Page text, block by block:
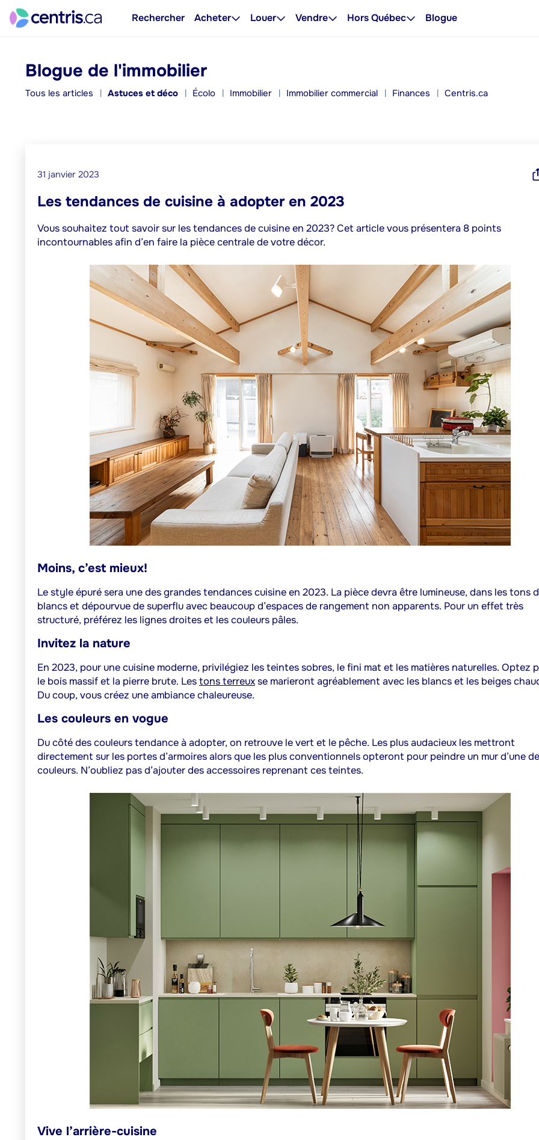
Rechercher Acheter Louer Vendre Hors Québec Blogue
Blogue de l'immobilier
Tous les articles Astuces et déco Écolo Immobilier Immobilier commercial Finances Centris.ca
31 janvier 2023
Les tendances de cuisine à adopter en 2023
Vous souhaitez tout savoir sur les tendances de cuisine en 2023? Cet article vous présentera 8 points
incontournables afin d’en faire la pièce centrale de votre décor.
Moins, c’est mieux!
Le style épuré sera une des grandes tendances cuisine en 2023. La pièce devra être lumineuse, dans les tons
blancs et dépourvue de superflu avec beaucoup d’espaces de rangement non apparents. Pour un effet très
structuré, préférez les lignes droites et les couleurs pâles.
Invitez la nature
En 2023, pour une cuisine moderne, privilégiez les teintes sobres, le fini mat et les matières naturelles. Optez
le bois massif et la pierre brute. Lestons terreuxse marieront agréablement avec les blancs et les beiges
Du coup, vous créez une ambiance chaleureuse.
Les couleurs en vogue
Du côté des couleurs tendance à adopter, on retrouve le vert et le pêche. Les plus audacieux les mettront
directement sur les portes d’armoires alors que les plus conventionnels opteront pour peindre un mur d’une
couleurs. N’oubliez pas d’ajouter des accessoires reprenant ces teintes.
Vive l’arrière-cuisine